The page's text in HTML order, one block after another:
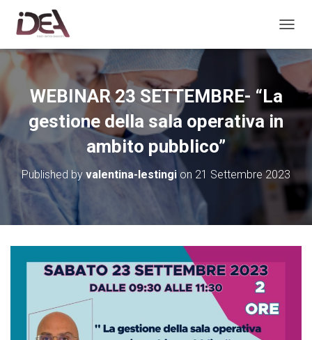
WEBINAR 23 SETTEMBRE- “La
gestione della sala operativa in
ambito pubblico”
Published by valentina-lestingi on 21 Settembre 2023